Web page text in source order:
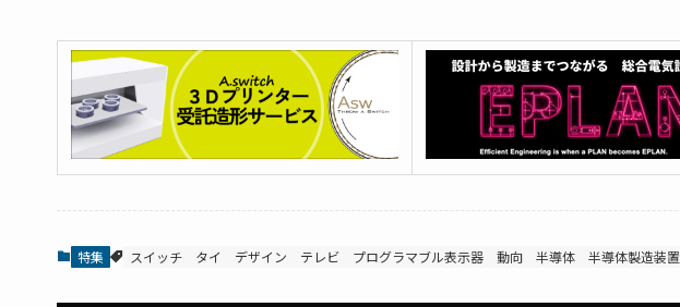
特集 スイッチ タイ デザイン テレビ プログラマブル表示器 動向 半導体 半導体製造装置